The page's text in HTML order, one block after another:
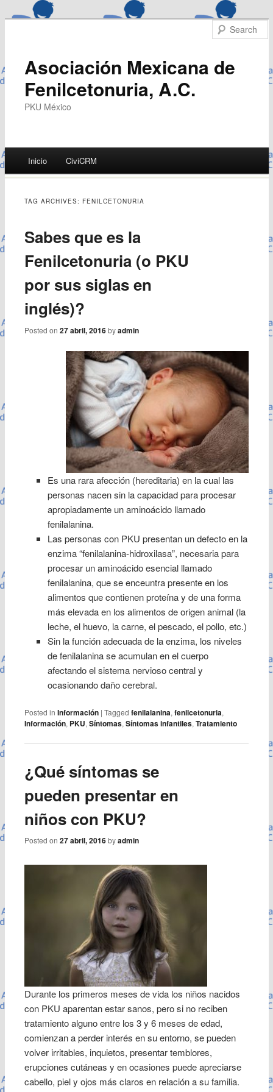
Asociación Mexicana de
Fenilcetonuria, A.C.
PKU México
Main menu
Skip
Inicio CiviCRM
TAG ARCHIVES: FENILCETONURIA
Sabes que es la
Fenilcetonuria (o PKU
por sus siglas en
inglés)?
Posted on27 abril, 2016 byadmin
Es una rara afección (hereditaria) en la cual las
personas nacen sin la capacidad para procesar
apropiadamente un aminoácido llamado
fenilalanina.
Las personas con PKU presentan un defecto en la
enzima “fenilalanina-hidroxilasa”, necesaria para
procesar un aminoácido esencial llamado
fenilalanina, que se enceuntra presente en los
alimentos que contienen proteína y de una forma
más elevada en los alimentos de origen animal (la
leche, el huevo, la carne, el pescado, el pollo, etc.)
Sin la función adecuada de la enzima, los niveles
de fenilalanina se acumulan en el cuerpo
afectando el sistema nervioso central y
ocasionando daño cerebral.
Posted in Información |Tagged fenilalanina,fenilcetonuria,
Información, PKU,Síntomas,Síntomas infantiles,Tratamiento
¿Qué síntomas se
pueden presentar en
niños con PKU?
Posted on27 abril, 2016 byadmin
Durante los primeros meses de vida los niños nacidos
con PKU aparentan estar sanos, pero si no reciben
tratamiento alguno entre los 3 y 6 meses de edad,
comienzan a perder interés en su entorno, se pueden
volver irritables, inquietos, presentar temblores,
erupciones cutáneas y en ocasiones puede apreciarse
cabello, piel y ojos más claros en relación a su familia.